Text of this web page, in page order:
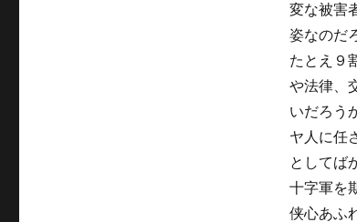
変な被害
姿なのだ
たとえ９
や法律、
いだろう
ヤ人に任
としてば
十字軍を
侠心あふ